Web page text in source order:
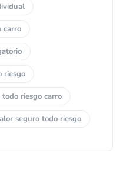
carro
riesgo
todo riesgo carro
seguro todo riesgo